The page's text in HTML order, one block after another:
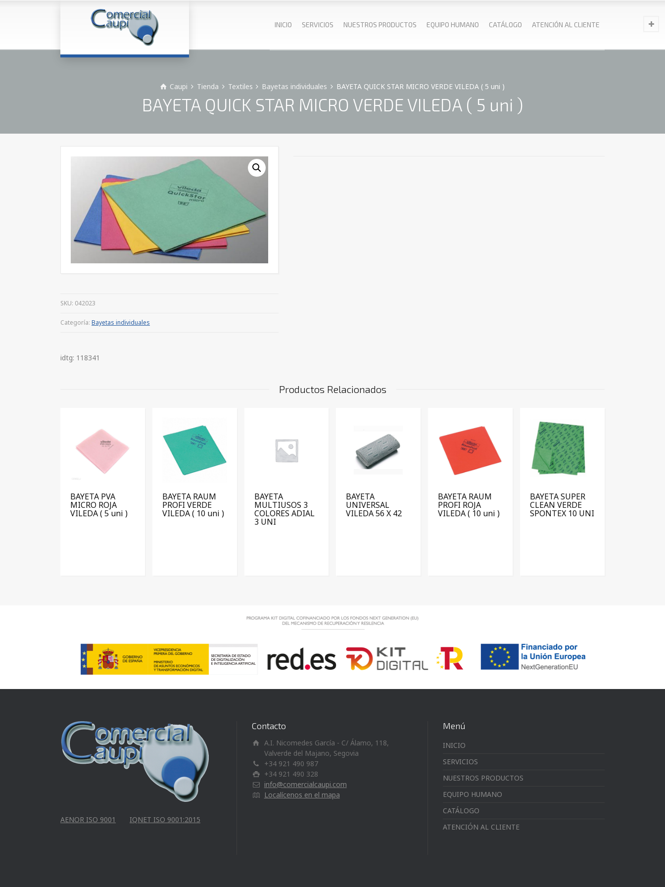
INICIO SERVICIOS NUESTROS PRODUCTOS EQUIPO HUMANO CATÁLOGO ATENCIÓN AL CLIENTE
Caupi Tienda Textiles Bayetas individuales BAYETA QUICK STAR MICRO VERDE VILEDA ( 5 uni )
BAYETA QUICK STAR MICRO VERDE VILEDA ( 5 uni )
SKU: 042023
Categoría: Bayetas individuales
idtg: 118341
Productos Relacionados
BAYETA PVA
MICRO ROJA
VILEDA ( 5 uni )
BAYETA RAUM
PROFI VERDE
VILEDA ( 10 uni )
BAYETA
MULTIUSOS 3
COLORES ADIAL
3 UNI
BAYETA
UNIVERSAL
VILEDA 56 X 42
BAYETA RAUM
PROFI ROJA
VILEDA ( 10 uni )
BAYETA SUPER
CLEAN VERDE
SPONTEX 10 UNI
AENOR ISO 9001 IQNET ISO 9001:2015
Contacto
A.I. Nicomedes García - C/ Álamo, 118,
Valverde del Majano, Segovia
+34 921 490 987
+34 921 490 328
info@comercialcaupi.com
Localícenos en el mapa
Menú
INICIO
SERVICIOS
NUESTROS PRODUCTOS
EQUIPO HUMANO
CATÁLOGO
ATENCIÓN AL CLIENTE